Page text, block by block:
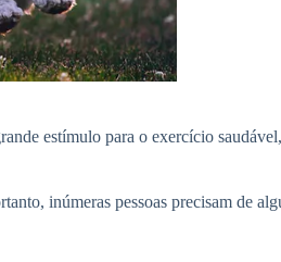
estímulo para o exercício
inúmeras pessoas precisam de